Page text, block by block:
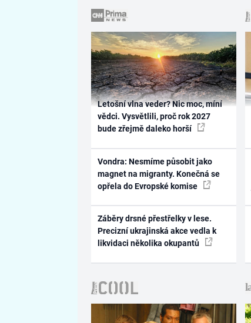
Letošní vlna veder? Nic moc, míní
vědci. Vysvětlili, proč rok 2027
bude zřejmě daleko horší
Vondra: Nesmíme působit jako
magnet na migranty. Konečná se
opřela do Evropské komise
Záběry drsné přestřelky v lese.
Precizní ukrajinská akce vedla k
likvidaci několika okupantů